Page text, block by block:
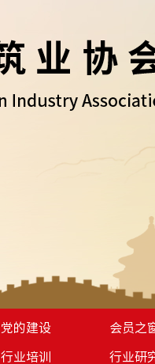
党的建设 会员之
行业培训 行业研